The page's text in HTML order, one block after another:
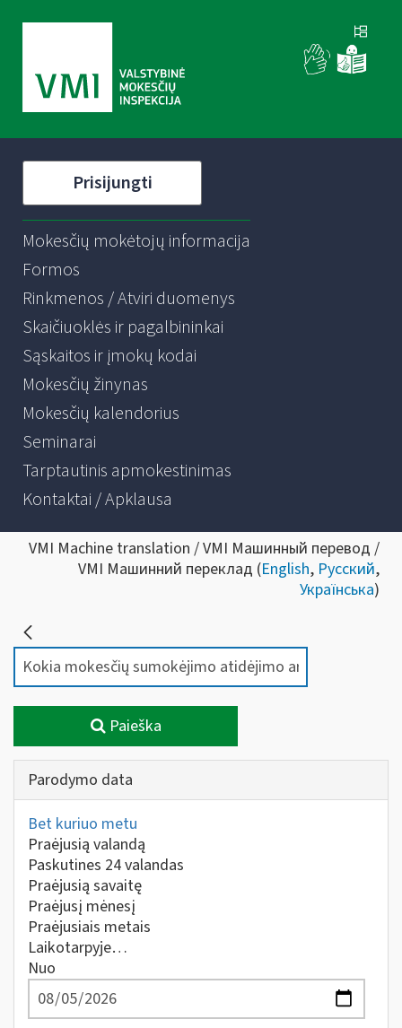
Prisijungti
Mokesčių mokėtojų informacija
Formos
Rinkmenos / Atviri duomenys
Skaičiuoklės ir pagalbininkai
Sąskaitos ir įmokų kodai
Mokesčių žinynas
Mokesčių kalendorius
Seminarai
Tarptautinis apmokestinimas
Kontaktai / Apklausa
VMI Machine translation / VMI Машинный перевод /
VMI Машинний переклад (English, Русский,
Українська)
Paieška
Parodymo data
Bet kuriuo metu
Praėjusią valandą
Paskutines 24 valandas
Praėjusią savaitę
Praėjusį mėnesį
Praėjusiais metais
Laikotarpyje…
Nuo